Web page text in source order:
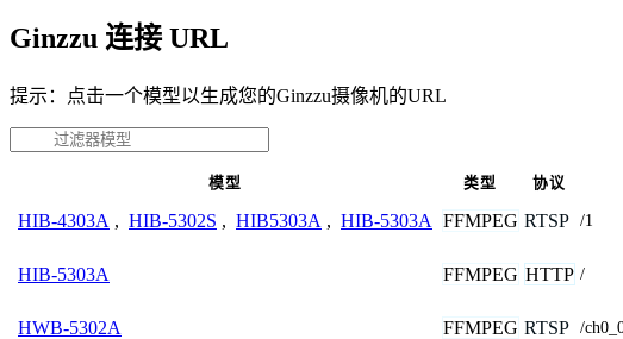
Ginzzu 连接 URL
提示：点击一个模型以生成您的Ginzzu摄像机的URL
模型 类型 协议
HIB-4303A , HIB-5302S , HIB5303A , HIB-5303A FFMPEG RTSP /1
HIB-5303A FFMPEG HTTP /
HWB-5302A FFMPEG RTSP /